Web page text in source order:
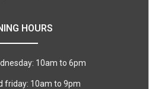
HOURS
10am to 6pm
friday: 10am to 9pm